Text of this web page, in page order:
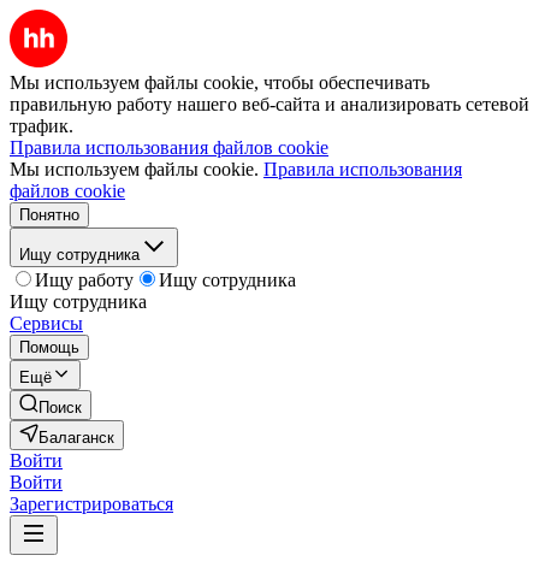
Мы используем файлы cookie, чтобы обеспечивать
правильную работу нашего веб-сайта и анализировать сетевой
трафик.
Правила использования файлов cookie
Мы используем файлы cookie. Правила использования
файлов cookie
Понятно
Ищу сотрудника
Ищу работу
Ищу сотрудника
Ищу сотрудника
Сервисы
Помощь
Ещё
Поиск
Балаганск
Войти
Войти
Зарегистрироваться